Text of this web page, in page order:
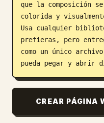
que la composición
colorida y
Usa cualquier
prefieras, pero
como un único
pueda pegar y abrir
CREAR PÁGINA